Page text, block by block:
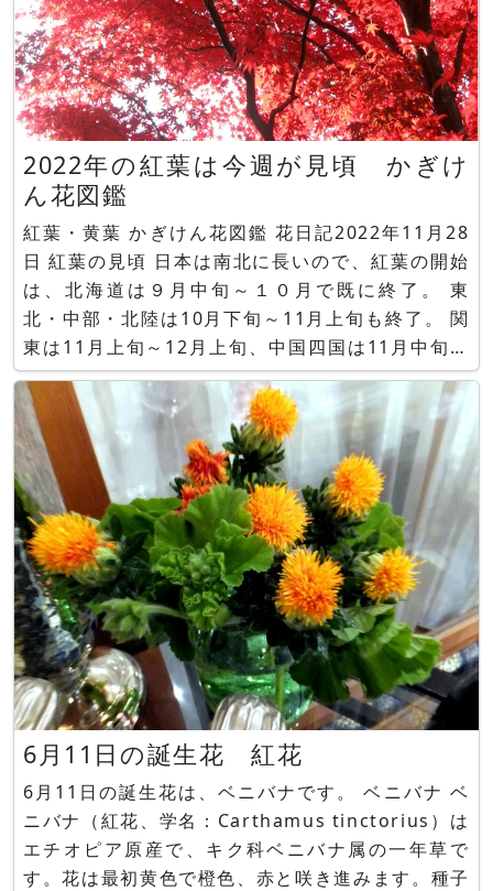
2022年の紅葉は今週が見頃 かぎけ
ん花図鑑
紅葉・黄葉 かぎけん花図鑑 花日記2022年11月28
日 紅葉の見頃 日本は南北に長いので、紅葉の開始
は、北海道は９月中旬～１０月で既に終了。 東
北・中部・北陸は10月下旬～11月上旬も終了。 関
東は11月上旬～12月上旬、中国四国は11月中旬～
12月上旬、九州は11月下旬～12月上旬と、今週末
までが見頃を迎えています。 紅葉・黄葉には、イ
ロハモミジ&gt;や、ハゼノキ、黄葉には、イチョ
ウがあ
6月11日の誕生花 紅花
6月11日の誕生花は、ベニバナです。 ベニバナ ベ
ニバナ（紅花、学名：Carthamus tinctorius）は
エチオピア原産で、キク科ベニバナ属の一年草で
す。花は最初黄色で橙色、赤と咲き進みます。種子